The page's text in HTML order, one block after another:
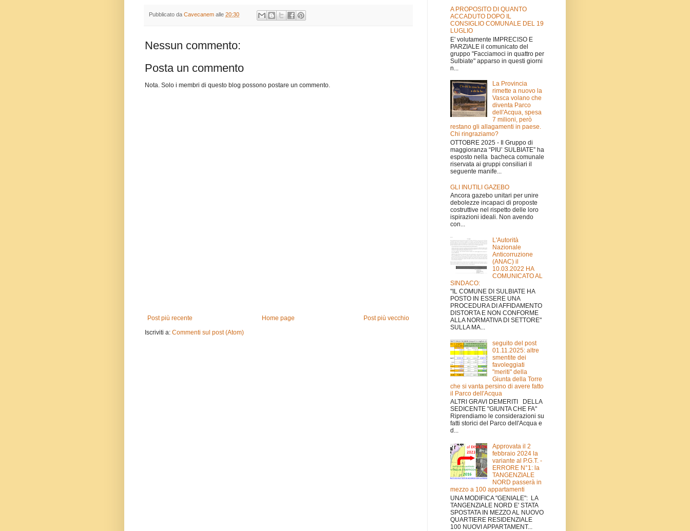
Pubblicato da Cavecanem alle 20:30
Nessun commento:
Posta un commento
Nota. Solo i membri di questo blog possono postare un commento.
Post più recente Post più vecchio
Home page
Iscriviti a: Commenti sul post (Atom)
A PROPOSITO DI QUANTO
ACCADUTO DOPO IL
CONSIGLIO COMUNALE DEL 19
LUGLIO
E' volutamente IMPRECISO E
PARZIALE il comunicato del
gruppo "Facciamoci in quattro per
Sulbiate" apparso in questi giorni
n...
La Provincia
rimette a nuovo la
Vasca volano che
diventa Parco
dell'Acqua, spesa
7 milioni, però
restano gli allagamenti in paese.
Chi ringraziamo?
OTTOBRE 2025 - Il Gruppo di
maggioranza “PIU’ SULBIATE” ha
esposto nella bacheca comunale
riservata ai gruppi consiliari il
seguente manife...
GLI INUTILI GAZEBO
Ancora gazebo unitari per unire
debolezze incapaci di proposte
costruttive nel rispetto delle loro
ispirazioni ideali. Non avendo
con...
L'Autorità
Nazionale
Anticorruzione
(ANAC) il
10.03.2022 HA
COMUNICATO AL
SINDACO:
"IL COMUNE DI SULBIATE HA
POSTO IN ESSERE UNA
PROCEDURA DI AFFIDAMENTO
DISTORTA E NON CONFORME
ALLA NORMATIVA DI SETTORE"
SULLA MA...
seguito del post
01.11.2025: altre
smentite dei
favoleggiati
"meriti" della
Giunta della Torre
che si vanta persino di avere fatto
il Parco dell'Acqua
ALTRI GRAVI DEMERITI DELLA
SEDICENTE "GIUNTA CHE FA"
Riprendiamo le considerazioni su
fatti storici del Parco dell'Acqua e
d...
Approvata il 2
febbraio 2024 la
variante al P.G.T. -
ERRORE N°1: la
TANGENZIALE
NORD passerà in
mezzo a 100 appartamenti
UNA MODIFICA "GENIALE": LA
TANGENZIALE NORD E' STATA
SPOSTATA IN MEZZO AL NUOVO
QUARTIERE RESIDENZIALE
100 NUOVI APPARTAMENT...